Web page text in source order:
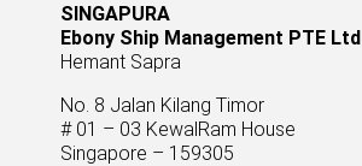
SINGAPURA
Ebony Ship Management PTE Ltd
Hemant Sapra
No. 8 Jalan Kilang Timor
# 01 – 03 KewalRam House
Singapore – 159305